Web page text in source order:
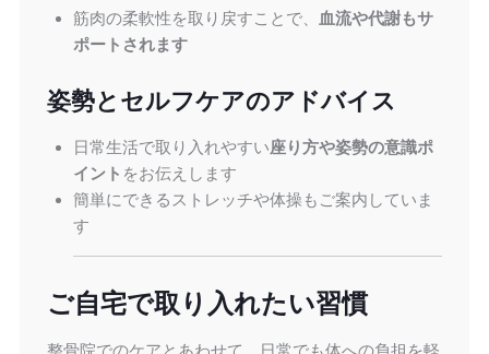
筋肉の柔軟性を取り戻すことで、
血流や代謝もサ
ポートされます
姿勢とセルフケアのアドバイス
日常生活で取り入れやすい座り方や姿勢の意識ポ
イント をお伝えします
簡単にできるストレッチや体操もご案内していま
す
ご自宅で取り入れたい習慣